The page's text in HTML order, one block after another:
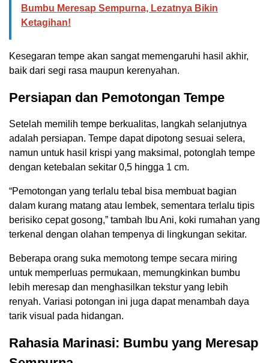
Bumbu Meresap Sempurna, Lezatnya Bikin
Ketagihan!
Kesegaran tempe akan sangat memengaruhi hasil akhir,
baik dari segi rasa maupun kerenyahan.
Persiapan dan Pemotongan Tempe
Setelah memilih tempe berkualitas, langkah selanjutnya
adalah persiapan. Tempe dapat dipotong sesuai selera,
namun untuk hasil krispi yang maksimal, potonglah tempe
dengan ketebalan sekitar 0,5 hingga 1 cm.
“Pemotongan yang terlalu tebal bisa membuat bagian
dalam kurang matang atau lembek, sementara terlalu tipis
berisiko cepat gosong,” tambah Ibu Ani, koki rumahan yang
terkenal dengan olahan tempenya di lingkungan sekitar.
Beberapa orang suka memotong tempe secara miring
untuk memperluas permukaan, memungkinkan bumbu
lebih meresap dan menghasilkan tekstur yang lebih
renyah. Variasi potongan ini juga dapat menambah daya
tarik visual pada hidangan.
Rahasia Marinasi: Bumbu yang Meresap